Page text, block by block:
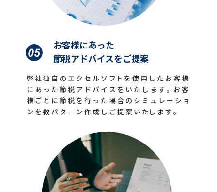
お客様にあった
節税アドバイスをご提案
弊 社 独 自 の エ ク セ ル ソ フト を 使 用 し た お 客 様
に あ っ た 節 税 ア ド バ イ ス を い た し ま す 。お 客
様 ご と に 節 税 を 行 っ た 場 合 の シ ミ ュ レ ー シ ョ
ン を 数 パ タ ー ン 作 成 し ご 提 案 い たし ま す 。